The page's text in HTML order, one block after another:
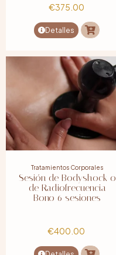
€375.00
Detalles
Tratamientos Corporales
Sesión de Bodyshock o
de Radiofrecuencia
Bono 6 sesiones
€400.00